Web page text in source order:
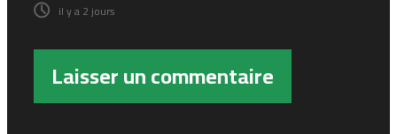
il y a 2 jours
Laisser un commentaire